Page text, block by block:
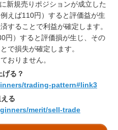
新規売りポジションが成立した
えば110円）すると評価益が生
することで利益が確定します。
円）すると評価損が生じ、その
で損失が確定します。
おりません。
る？
trading-pattern#link3
る
merit/sell-trade